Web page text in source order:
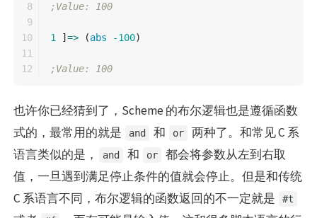
8
9
10
11
;Value: 100
1 ] => (abs -100)
;Value: 100
也许你已经猜到了，Scheme 的布尔逻辑也是遵循函数
式的，最常用的就是
and 和 or
两种了。和常见 C 系
语言类似的是，
and 和 or
都会将参数从左到右取
值，一旦遇到满足停止条件的值就会停止。但是和传统
C 系语言不同，布尔逻辑的函数返回的不一定就是
#t